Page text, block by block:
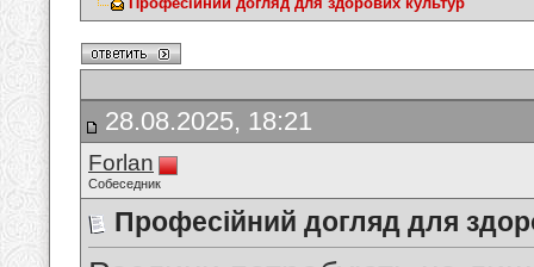
28.08.2025, 18:21
Forlan
Собеседник
Професійний догляд для